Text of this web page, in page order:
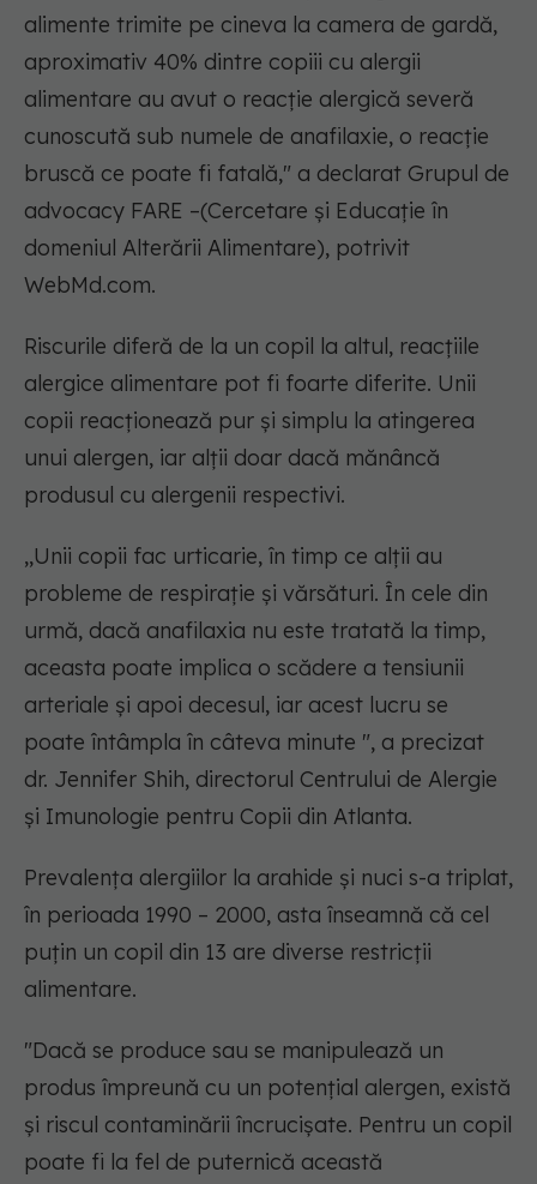
alimente trimite pe cineva la camera de gardă,
aproximativ 40% dintre copiii cu alergii
alimentare au avut o reacție alergică severă
cunoscută sub numele de anafilaxie, o reacție
bruscă ce poate fi fatală," a declarat Grupul de
advocacy FARE –(Cercetare și Educație în
domeniul Alterării Alimentare), potrivit
WebMd.com.
Riscurile diferă de la un copil la altul, reacțiile
alergice alimentare pot fi foarte diferite. Unii
copii reacționează pur și simplu la atingerea
unui alergen, iar alții doar dacă mănâncă
produsul cu alergenii respectivi.
,,Unii copii fac urticarie, în timp ce alții au
probleme de respirație și vărsături. În cele din
urmă, dacă anafilaxia nu este tratată la timp,
aceasta poate implica o scădere a tensiunii
arteriale și apoi decesul, iar acest lucru se
poate întâmpla în câteva minute ", a precizat
dr. Jennifer Shih, directorul Centrului de Alergie
și Imunologie pentru Copii din Atlanta.
Prevalența alergiilor la arahide și nuci s-a triplat,
în perioada 1990 – 2000, asta înseamnă că cel
puțin un copil din 13 are diverse restricții
alimentare.
"Dacă se produce sau se manipulează un
produs împreună cu un potențial alergen, există
și riscul contaminării încrucișate. Pentru un copil
poate fi la fel de puternică această